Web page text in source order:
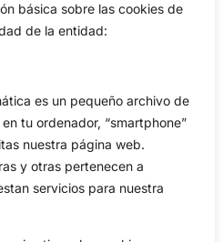
básica sobre las cookies de
de la entidad:
es un pequeño archivo de
tu ordenador, “smartphone”
nuestra página web.
y otras pertenecen a
servicios para nuestra
Reglas
Vídeos
De Interés